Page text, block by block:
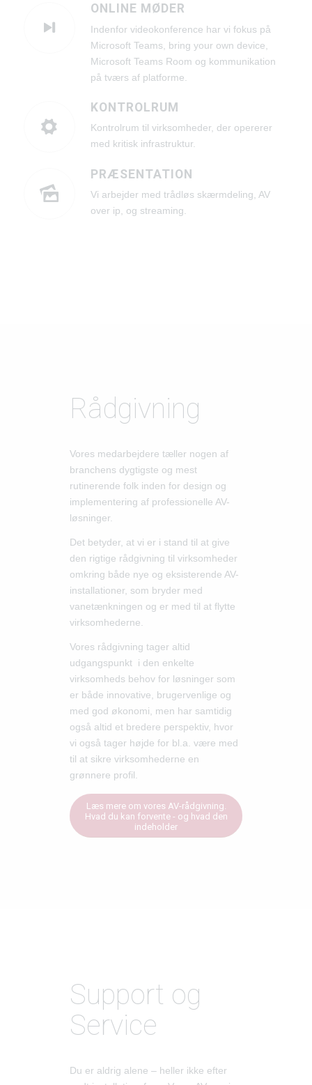
ONLINE MØDER
Indenfor videokonference har vi fokus på
Microsoft Teams, bring your own device,
Microsoft Teams Room og kommunikation
på tværs af platforme.
KONTROLRUM
Kontrolrum til virksomheder, der opererer
med kritisk infrastruktur.
PRÆSENTATION
Vi arbejder med trådløs skærmdeling, AV
over ip, og streaming.
Rådgivning
Vores medarbejdere tæller nogen af
branchens dygtigste og mest
rutinerende folk inden for design og
implementering af professionelle AV-
løsninger.
Det betyder, at vi er i stand til at give
den rigtige rådgivning til virksomheder
omkring både nye og eksisterende AV-
installationer, som bryder med
vanetænkningen og er med til at flytte
virksomhederne.
Vores rådgivning tager altid
udgangspunkt i den enkelte
virksomheds behov for løsninger som
er både innovative, brugervenlige og
med god økonomi, men har samtidig
også altid et bredere perspektiv, hvor
vi også tager højde for bl.a. være med
til at sikre virksomhederne en
grønnere profil.
Læs mere om vores AV-rådgivning.
Hvad du kan forvente - og hvad den
indeholder
Support og
Service
Du er aldrig alene – heller ikke efter